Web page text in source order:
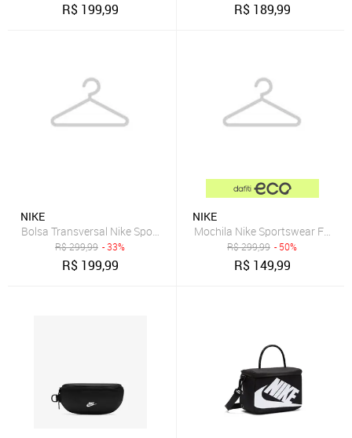
R$ 199,99 R$ 189,99
NIKE
Bolsa Transversal Nike Sportswear Commute Feminina
R$299,99 - 33%
R$ 199,99
NIKE
Mochila Nike Sportswear
R$299,99 - 50%
R$ 149,99